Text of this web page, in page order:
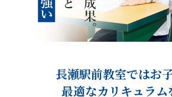
長瀬駅前教室ではお
最適なカリキュラム